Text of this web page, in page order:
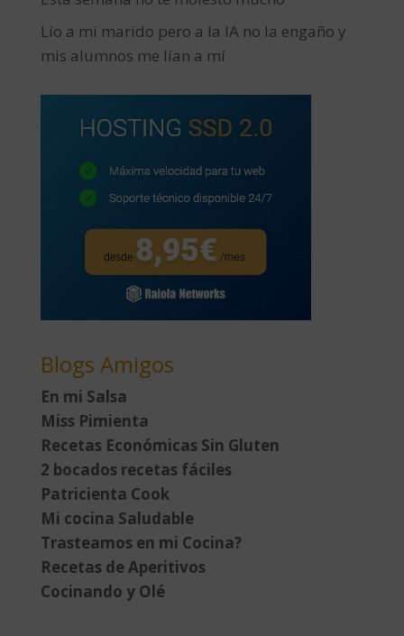
Lío a mi marido pero a la IA no la engaño y
mis alumnos me lían a mí
Blogs Amigos
En mi Salsa
Miss Pimienta
Recetas Económicas Sin Gluten
2 bocados recetas fáciles
Patricienta Cook
Mi cocina Saludable
Trasteamos en mi Cocina?
Recetas de Aperitivos
Cocinando y Olé